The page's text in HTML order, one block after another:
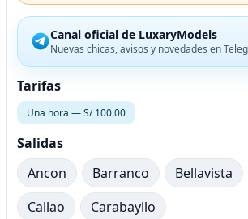
Canal oficial de LuxaryModels
Nuevas chicas, avisos y novedades en
Tarifas
Una hora — S/ 100.00
Salidas
Ancon
Barranco Bellavista
Callao
Carabayllo